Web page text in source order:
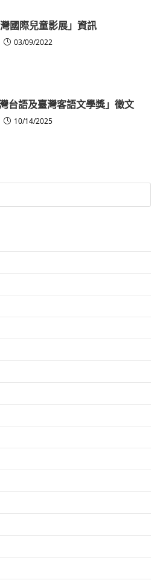
灣國際兒童影展」資訊
03/09/2022
台語及臺灣客語文學獎」徵文
10/14/2025